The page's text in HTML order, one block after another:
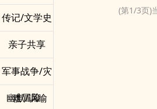
传记/文学史
亲子共享
军事战争/灾
难冒险
幽默/讽喻
(第1/3页)